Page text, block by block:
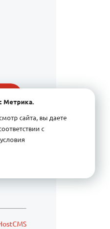
Метрика.
сайта, вы даете
с